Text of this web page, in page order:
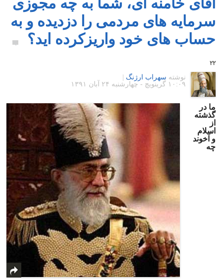
سرمایه های مردمی را دزدیده و به
حساب های خود واریزکرده اید؟
۲۲
نوشته سهراب ارژنگ
۱۰:۰۹ گرينويچ - چهارشنبه ۲۴ آبان ۱۳۹۱
ما در
گذشته
از
اسلام
و آخوند
چه